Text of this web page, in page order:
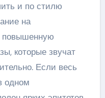
и по стилю
на
повышенную
которые звучат
Если весь
одном